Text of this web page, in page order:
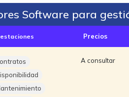
Software para
Precios
A consultar